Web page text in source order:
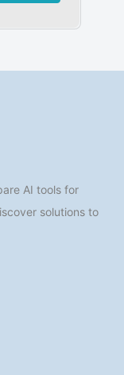
AI tools for
solutions to